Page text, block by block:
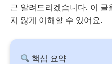
근 알려드리겠습니다. 이
지 않게 이해할 수 있어요.
핵심 요약